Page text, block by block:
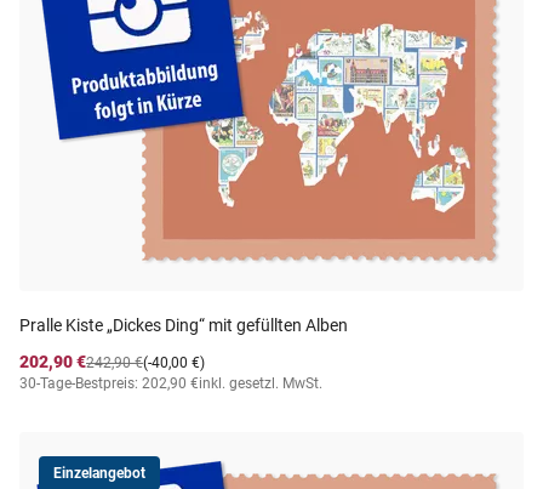
Pralle Kiste „Dickes Ding“ mit gefüllten Alben
202,90 €
(-40,00 €)
242,90 €
30-Tage-Bestpreis: 202,90 €inkl. gesetzl. MwSt.
Einzelangebot